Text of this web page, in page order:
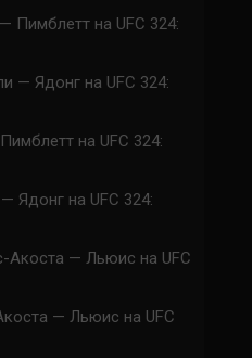
Пимблетт на UFC 324:
— Ядонг на UFC 324:
на UFC 324:
Ядонг на UFC 324:
Акоста — Льюис на UFC
— Льюис на UFC